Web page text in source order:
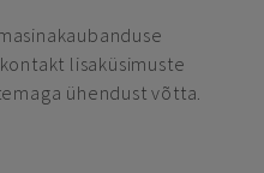
lisaküsimuste
ühendust võtta.